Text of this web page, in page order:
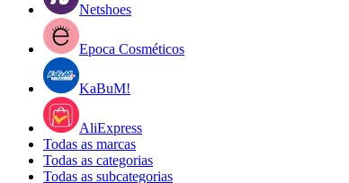
Netshoes
Epoca Cosméticos
KaBuM!
AliExpress
Todas as marcas
Todas as categorias
Todas as subcategorias